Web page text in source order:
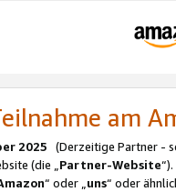
am
2025 (Derzeitige Partner -
(die „Partner-Website
“ oder „uns“ oder